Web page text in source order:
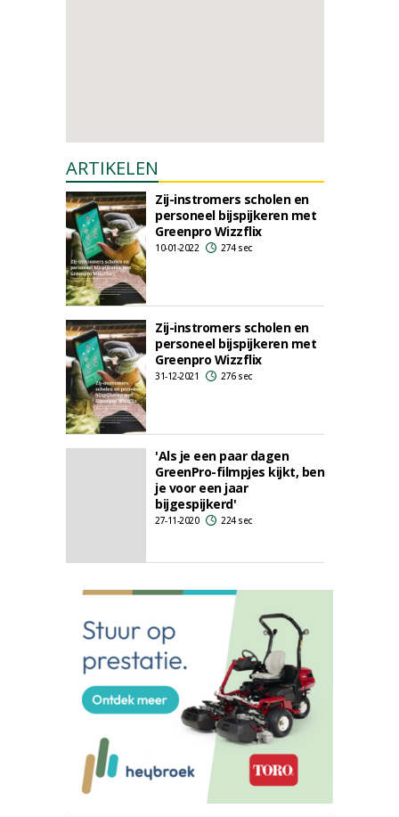
ARTIKELEN
Zij-instromers scholen en
personeel bijspijkeren met
Greenpro Wizzflix
10-01-2022 274 sec
Zij-instromers scholen en
personeel bijspijkeren met
Greenpro Wizzflix
31-12-2021 276 sec
'Als je een paar dagen
GreenPro-filmpjes kijkt, ben
je voor een jaar
bijgespijkerd'
27-11-2020 224 sec